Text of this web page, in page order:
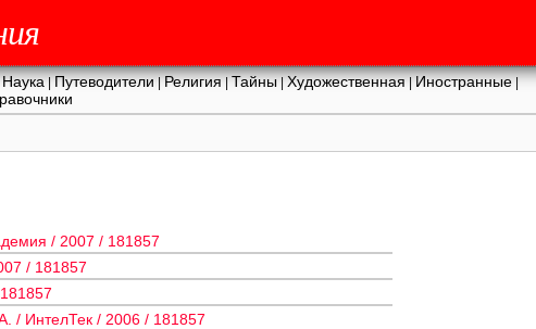
Наука|Путеводители|Религия|Тайны|Художественная|Иностранные|
/ 2007 / 181857
/ 181857
/ ИнтелТек / 2006 / 181857